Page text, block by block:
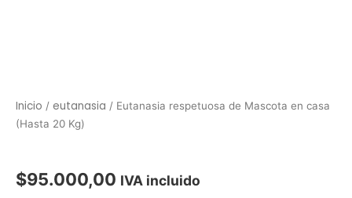
Inicio / eutanasia / Eutanasia respetuosa de Mascota en casa
(Hasta 20 Kg)
$95.000,00 IVA incluido